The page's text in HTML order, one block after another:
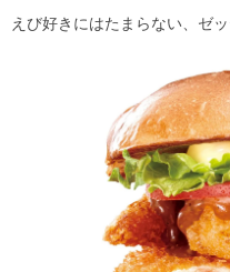
えび好きにはたまらない、ゼ